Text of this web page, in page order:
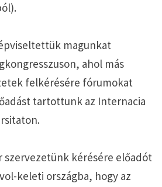
magunkat
ahol más
felkérésére fórumokat
tartottunk az Internacia
szervezetünk kérésére előadót
keleti országba, hogy az